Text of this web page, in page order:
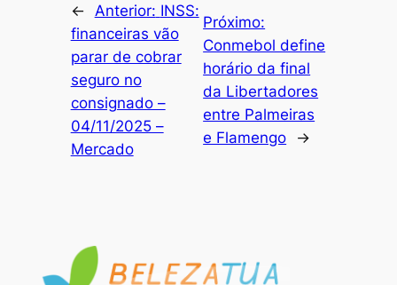
← Anterior: INSS:
financeiras vão
parar de cobrar
seguro no
consignado –
04/11/2025 –
Mercado
Próximo:
Conmebol define
horário da final
da Libertadores
entre Palmeiras
e Flamengo
→